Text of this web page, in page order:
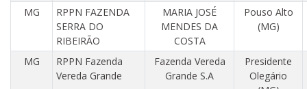
MG
RPPN FAZENDA
SERRA DO
RIBEIRÃO
MARIA JOSÉ
MENDES DA
COSTA
Pouso Alto
(MG)
MG
RPPN Fazenda
Vereda Grande
Fazenda Vereda
Grande S.A
Presidente
Olegário